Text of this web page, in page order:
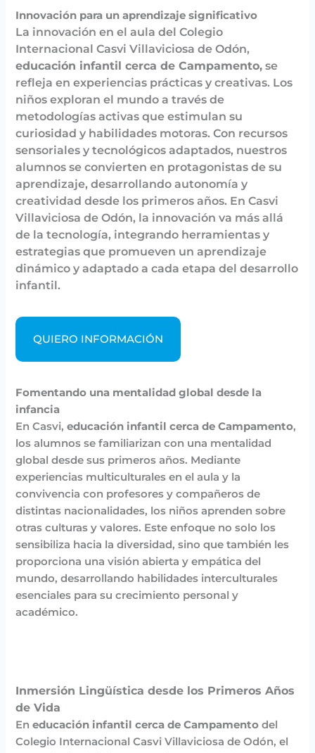
Innovación para un aprendizaje significativo
La innovación en el aula del Colegio
Internacional Casvi Villaviciosa de Odón,
educación infantil cerca de Campamento, se
refleja en experiencias prácticas y creativas. Los
niños exploran el mundo a través de
metodologías activas que estimulan su
curiosidad y habilidades motoras. Con recursos
sensoriales y tecnológicos adaptados, nuestros
alumnos se convierten en protagonistas de su
aprendizaje, desarrollando autonomía y
creatividad desde los primeros años. En Casvi
Villaviciosa de Odón, la innovación va más allá
de la tecnología, integrando herramientas y
estrategias que promueven un aprendizaje
dinámico y adaptado a cada etapa del desarrollo
infantil.
QUIERO INFORMACIÓN
Fomentando una mentalidad global desde la
infancia
En Casvi,educación infantil cerca de Campamento,
los alumnos se familiarizan con una mentalidad
global desde sus primeros años. Mediante
experiencias multiculturales en el aula y la
convivencia con profesores y compañeros de
distintas nacionalidades, los niños aprenden sobre
otras culturas y valores. Este enfoque no solo los
sensibiliza hacia la diversidad, sino que también les
proporciona una visión abierta y empática del
mundo, desarrollando habilidades interculturales
esenciales para su crecimiento personal y
académico.
Inmersión Lingüística desde los Primeros Años
de Vida
Eneducación infantil cerca de Campamento del
Colegio Internacional Casvi Villaviciosa de Odón, el